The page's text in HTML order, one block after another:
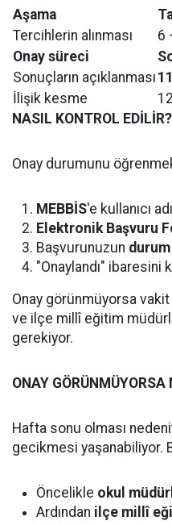
Aşama
Tercihlerin alınması
6
Onay süreci
Sonuçların açıklanması
İlişik kesme
NASIL KONTROL EDİLİR?
Onay durumunu
MEBBİS'e kullanıcı
Elektronik Başvuru
Başvurunuzun
"Onaylandı" ibaresini
Onay görünmüyorsa
ve ilçe millî eğitim
gerekiyor.
ONAY
Hafta sonu olması
gecikmesi yaşanabiliyor.
Öncelikle okul
Ardından ilçe millî